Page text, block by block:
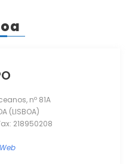
nº 81A
(LISBOA)
218950208